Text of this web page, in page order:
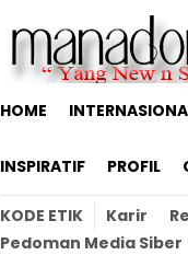
HOME
INSPIRATIF PROFIL
KODE ETIK Karir
Pedoman Media Siber